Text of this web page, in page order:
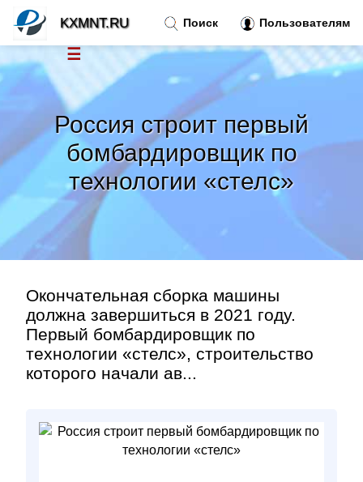
Россия строит первый
бомбардировщик по
технологии «стелс»
Окончательная сборка машины
должна завершиться в 2021 году.
Первый бомбардировщик по
технологии «стелс», строительство
которого начали ав...
Поиск Пользователям
KXMNT.RU
☰
Новости
Тренды новостей »
Рубрики»
Правила »